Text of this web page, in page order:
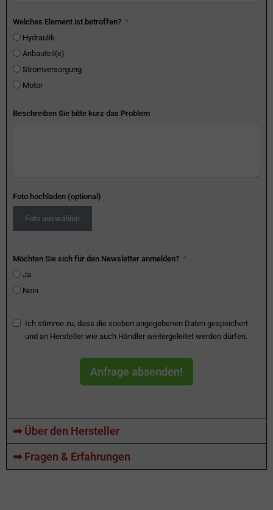
Welches Element ist betroffen?
Hydraulik
Anbauteil(e)
Stromversorgung
Motor
Beschreiben Sie bitte kurz das Problem
Foto hochladen (optional)
Foto auswählen
Möchten Sie sich für den Newsletter anmelden?
Ja
Nein
Ich stimme zu, dass die soeben angegebenen Daten gespeichert
und an Hersteller wie auch Händler weitergeleitet werden dürfen.
Anfrage absenden!
➡ Über den Hersteller
➡ Fragen & Erfahrungen